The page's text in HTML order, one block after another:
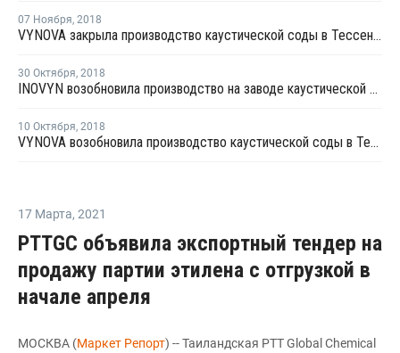
07 Ноября, 2018
VYNOVA закрыла производство каустической соды в Тессендерло на ремонт
30 Октября, 2018
INOVYN возобновила производство на заводе каустической соды в Антверпене
10 Октября, 2018
VYNOVA возобновила производство каустической соды в Тессендерло
17 Марта, 2021
PTTGC объявила экспортный тендер на
продажу партии этилена с отгрузкой в
начале апреля
МОСКВА (Маркет Репорт) -- Таиландская PTT Global Chemical